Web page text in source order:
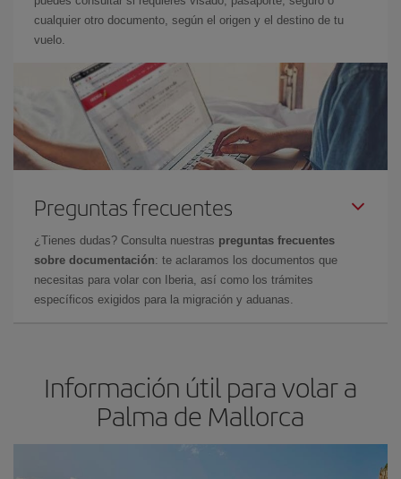
cualquier otro documento, según el origen y el destino de tu
vuelo.
Preguntas frecuentes
¿Tienes dudas? Consulta nuestras preguntas frecuentes
sobre documentación: te aclaramos los documentos que
necesitas para volar con Iberia, así como los trámites
específicos exigidos para la migración y aduanas.
Información útil para volar a
Palma de Mallorca